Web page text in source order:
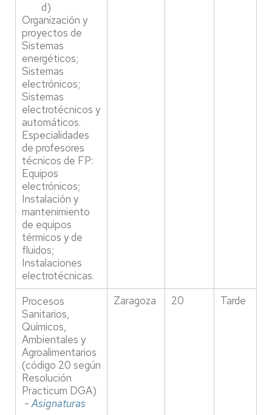
d)
Organización y
proyectos de
Sistemas
energéticos;
Sistemas
electrónicos;
Sistemas
electrotécnicos y
automáticos.
Especialidades
de profesores
técnicos de FP:
Equipos
electrónicos;
Instalación y
mantenimiento
de equipos
térmicos y de
fluidos;
Instalaciones
electrotécnicas.
Procesos
Sanitarios,
Químicos,
Ambientales y
Agroalimentarios
(código 20 según
Resolución
Practicum DGA)
-Asignaturas
Zaragoza 20 Tarde